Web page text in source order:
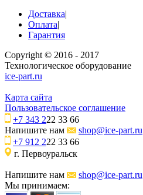
Доставка|
Оплата|
Гарантия
Copyright © 2016 - 2017
Технологическое оборудование
ice-part.ru
Карта сайта
Пользовательское соглашение
+7 343 222 33 66
Напишите нам
shop@ice-part.ru
+7 912 222 33 66
г. Первоуральск
Напишите нам
shop@ice-part.ru
Мы принимаем: